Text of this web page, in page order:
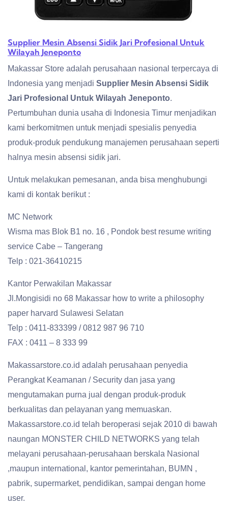
Supplier Mesin Absensi Sidik Jari Profesional Untuk
Wilayah Jeneponto
Makassar Store adalah perusahaan nasional terpercaya di
Indonesia yang menjadi Supplier Mesin Absensi Sidik
Jari Profesional Untuk Wilayah Jeneponto.
Pertumbuhan dunia usaha di Indonesia Timur menjadikan
kami berkomitmen untuk menjadi spesialis penyedia
produk-produk pendukung manajemen perusahaan seperti
halnya mesin absensi sidik jari.
Untuk melakukan pemesanan, anda bisa menghubungi
kami di kontak berikut :
MC Network
Wisma mas Blok B1 no. 16 , Pondok best resume writing
service Cabe – Tangerang
Telp : 021-36410215
Kantor Perwakilan Makassar
Jl.Mongisidi no 68 Makassar how to write a philosophy
paper harvard Sulawesi Selatan
Telp : 0411-833399 / 0812 987 96 710
FAX : 0411 – 8 333 99
Makassarstore.co.id adalah perusahaan penyedia
Perangkat Keamanan / Security dan jasa yang
mengutamakan purna jual dengan produk-produk
berkualitas dan pelayanan yang memuaskan.
Makassarstore.co.id telah beroperasi sejak 2010 di bawah
naungan MONSTER CHILD NETWORKS yang telah
melayani perusahaan-perusahaan berskala Nasional
,maupun international, kantor pemerintahan, BUMN ,
pabrik, supermarket, pendidikan, sampai dengan home
user.